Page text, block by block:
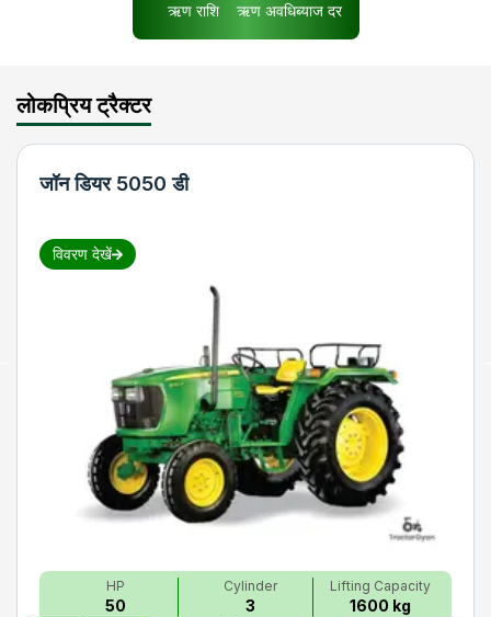
ऋण राशि ऋण अवधिब्याज दर
लोकप्रिय ट्रैक्टर
जॉन डियर 5050 डी
विवरण देखें
HP
50
Cylinder
3
Lifting Capacity
1600 kg